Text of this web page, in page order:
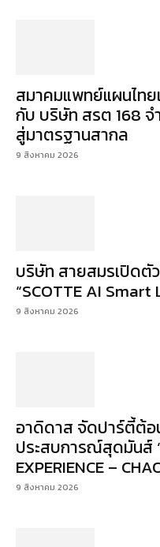
สมาคมแพทย์แผนไท
กับ บริษัท สรต 168
สู่มาตรฐานสากล
9 สิงหาคม 2026
บริษัท สายสมรเปิดตั
“SCOTTE AI
9 สิงหาคม 2026
อาดิดาส จัดปาร์ตี้ต้อ
ประสบการณ์สุดมันส์
EXPERIENCE –
9 สิงหาคม 2026